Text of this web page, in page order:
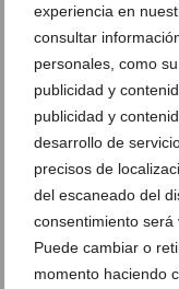
experiencia en
consultar
personales, como
publicidad y
publicidad y
desarrollo de
precisos de
del escaneado del
consentimiento será
Puede cambiar o
momento haciendo
Petit Ars de
edad hasta los 16